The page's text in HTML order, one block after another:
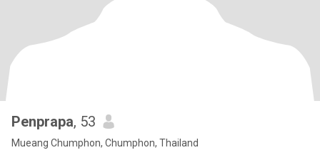
Penprapa, 53
Mueang Chumphon, Chumphon, Thailand